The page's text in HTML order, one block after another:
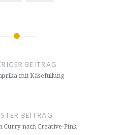
BEITRAG
mit Käsefüllung
BEITRAG
Curry nach Creative-Pink